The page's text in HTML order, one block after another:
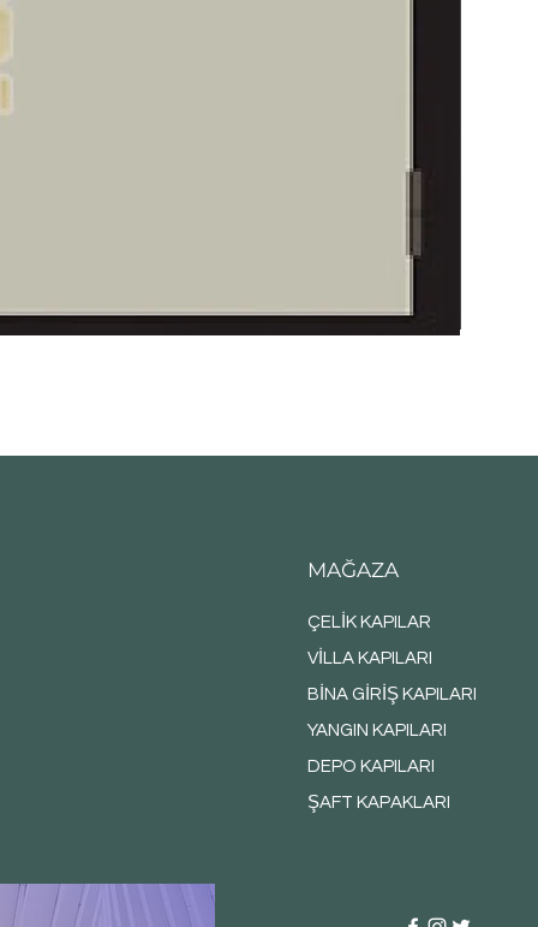
MAĞAZA
ÇELİK KAPILAR
VİLLA KAPILARI
BİNA GİRİŞ KAPILARI
YANGIN KAPILARI
DEPO KAPILARI
ŞAFT KAPAKLARI